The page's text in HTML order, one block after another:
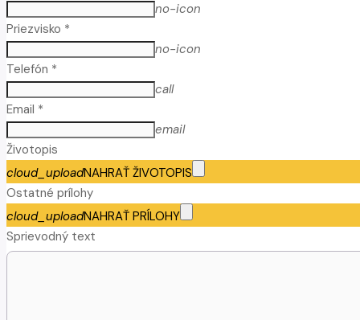
no-icon
Priezvisko *
no-icon
Telefón *
call
Email *
email
Životopis
cloud_uploadNAHRAŤ ŽIVOTOPIS
Ostatné prílohy
cloud_uploadNAHRAŤ PRÍLOHY
Sprievodný text